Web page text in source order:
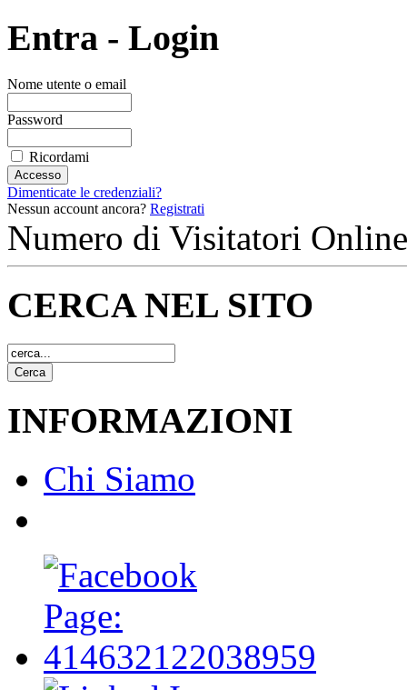
Entra - Login
Nome utente o email
Password
Ricordami
Dimenticate le credenziali?
Nessun account ancora? Registrati
Numero di Visitatori
CERCA NEL SITO
INFORMAZIONI
Chi Siamo